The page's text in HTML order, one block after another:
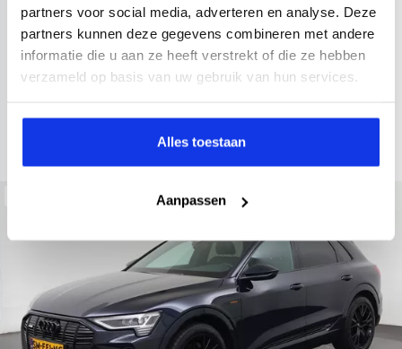
partners voor social media, adverteren en analyse. Deze
partners kunnen deze gegevens combineren met andere
informatie die u aan ze heeft verstrekt of die ze hebben
verzameld op basis van uw gebruik van hun services.
Alles toestaan
Aanpassen
34.998 km 437 km actieradius
Elektrisch
electronic climate controle
elektrisch glazen panorama-dak
Kopen
36.895,-
Private lease
793,- p.m.